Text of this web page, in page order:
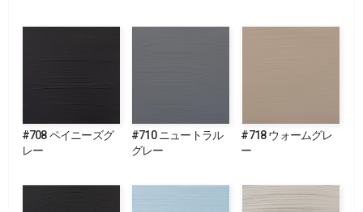
#708 ペイニーズグ
レー
#710 ニュートラル
グレー
#718 ウォームグレ
ー